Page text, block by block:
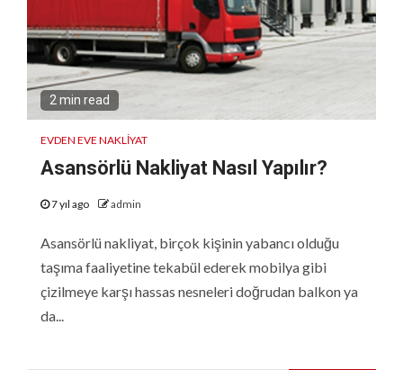
2 min read
EVDEN EVE NAKLIYAT
Asansörlü Nakliyat Nasıl Yapılır?
7 yıl ago admin
Asansörlü nakliyat, birçok kişinin yabancı olduğu
taşıma faaliyetine tekabül ederek mobilya gibi
çizilmeye karşı hassas nesneleri doğrudan balkon ya
da...